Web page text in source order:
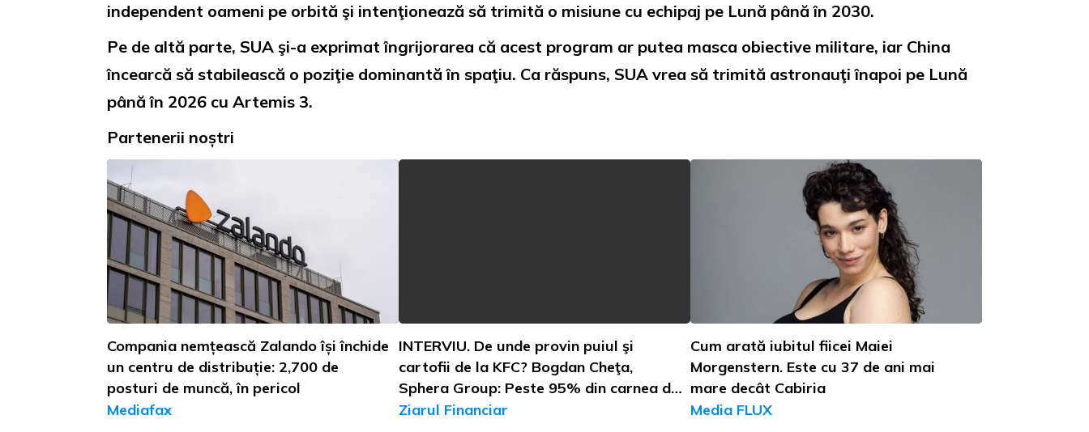
independent oameni pe orbită şi intenţionează să trimită o misiune cu echipaj pe Lună până în 2030.
Pe de altă parte, SUA şi-a exprimat îngrijorarea că acest program ar putea masca obiective militare, iar China
încearcă să stabilească o poziţie dominantă în spaţiu. Ca răspuns, SUA vrea să trimită astronauţi înapoi pe Lună
până în 2026 cu Artemis 3.
Partenerii noștri
Compania nemțească Zalando își închide
un centru de distribuție: 2,700 de
posturi de muncă, în pericol
Mediafax
INTERVIU. De unde provin puiul şi
cartofii de la KFC? Bogdan Cheţa,
Sphera Group: Peste 95% din carnea de
pui vine din România, pe când cartofii
Ziarul Financiar
Cum arată iubitul fiicei Maiei
Morgenstern. Este cu 37 de ani mai
mare decât Cabiria
Media FLUX